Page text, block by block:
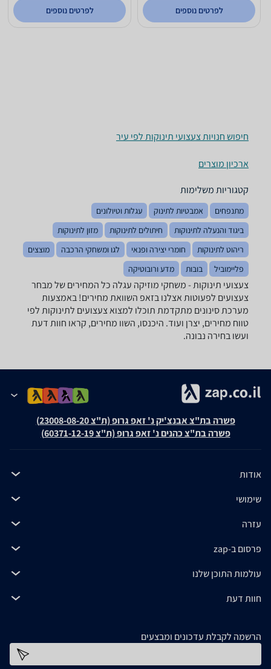
לפרטים נוספים לפרטים נוספים
חיפוש חנויות צעצועי תינוקות לפי עיר
ארכיון מוצרים
קטגוריות משלימות
מתנפחים אמבטיות לתינוק
עגלות וטיולונים
ביגוד והנעלה לתינוקות
חיתולים לתינוקות
מזון לתינוקות
ריהוט לתינוקות
חומרי יצירה ופנאי לגו ומשחקי הרכבה
מוצצים
פליימוביל
בובות מדע ורובוטיקה
צעצועי תינוקות - ‏משחקי מוזיקה ‏עגלה כל המחירים של מבחר
צעצועים לפעוטות אצלנו בזאפ השוואת מחירים! באמצעות
מערכת סינונים מתקדמת תוכלו למצוא צעצועים לתינוקות לפי
טווח מחירים, יצרן ועוד. היכנסו, השוו מחירים, קראו חוות דעת
ועשו בחירה נבונה.
פשרה בת"צ אבנצ'יק נ' זאפ גרופ (ת"צ 23008-08-20)
פשרה בת"צ כהנים נ' זאפ גרופ (ת"צ 60371-12-19)
אודות
שימושי
עזרה
פרסום ב-zap
עולמות התוכן שלנו
חוות דעת
הרשמה לקבלת עדכונים ומבצעים